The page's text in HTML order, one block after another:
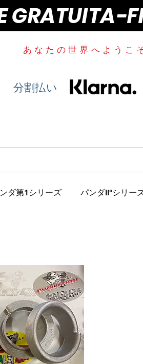
GRATUITA-
あなたの世界へようこ
分割払い
ダ第1シリーズ パンダII°シリー